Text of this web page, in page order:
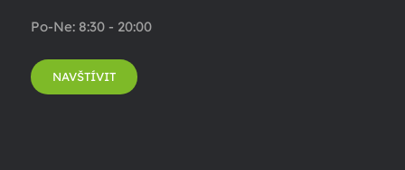
Po-Ne: 8:30 - 20:00
NAVŠTÍVIT